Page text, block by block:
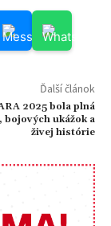
Ďalší článok
2025 bola plná
bojových ukážok a
živej histórie